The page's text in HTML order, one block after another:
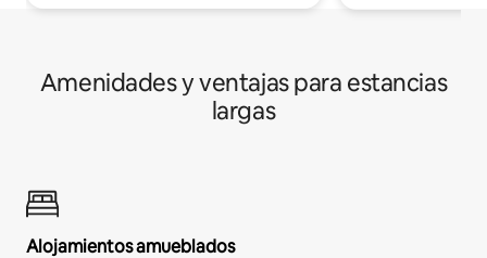
Amenidades y ventajas para estancias
largas
Alojamientos amueblados